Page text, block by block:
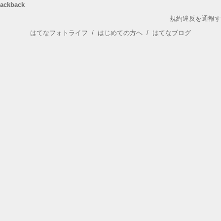
規約違反を通報
はてなフォトライフ / はじめての方へ / はてなブログ